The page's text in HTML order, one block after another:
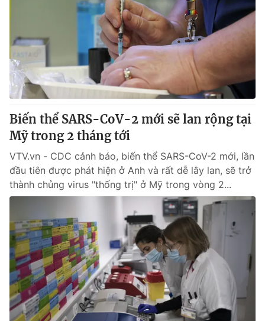
Biến thể SARS-CoV-2 mới sẽ lan rộng tại
Mỹ trong 2 tháng tới
VTV.vn - CDC cảnh báo, biến thể SARS-CoV-2 mới, lần
đầu tiên được phát hiện ở Anh và rất dễ lây lan, sẽ trở
thành chủng virus "thống trị" ở Mỹ trong vòng 2...